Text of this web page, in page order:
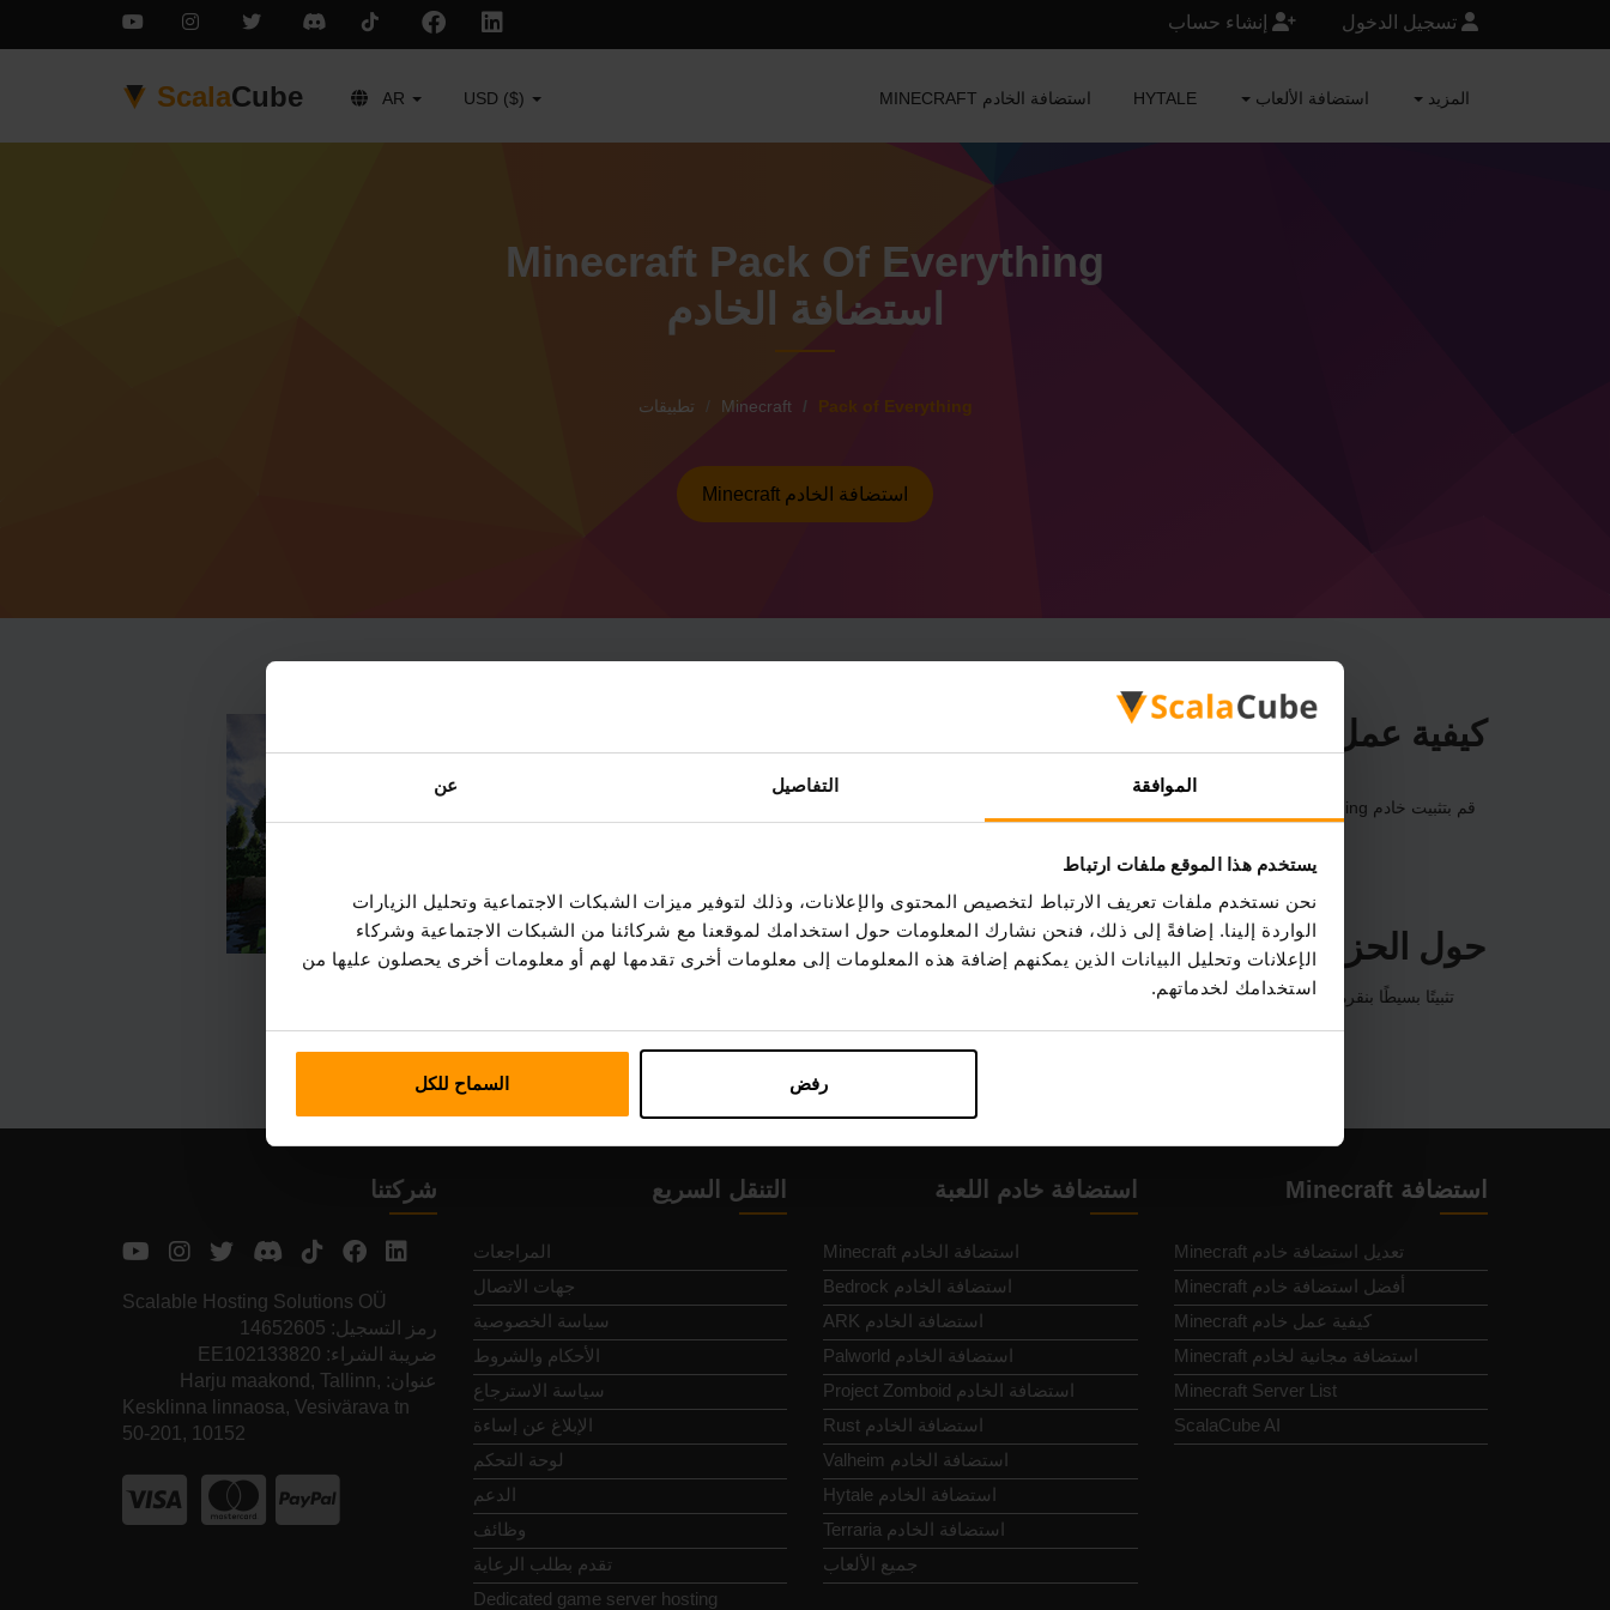
الموافقة التفاصيل عن
يستخدم هذا الموقع ملفات ارتباط
نحن نستخدم ملفات تعريف الارتباط لتخصيص المحتوى والإعلانات، وذلك لتوفير ميزات الشبكات الاجتماعية وتحليل الزيارات
الواردة إلينا. إضافةً إلى ذلك، فنحن نشارك المعلومات حول استخدامك لموقعنا مع شركائنا من الشبكات الاجتماعية وشركاء
الإعلانات وتحليل البيانات الذين يمكنهم إضافة هذه المعلومات إلى معلومات أخرى تقدمها لهم أو معلومات أخرى يحصلون عليها من
استخدامك لخدماتهم.
رفض السماح للكل
تسجيل الدخول إنشاء حساب
ScalaCube AR USD ($) MINECRAFT استضافة الخادم HYTALE استضافة الألعاب المزيد
Minecraft Pack Of Everything
استضافة الخادم
تطبيقات Minecraft Pack of Everything
Minecraft استضافة الخادم
كيفية عمل خادم Minecraft Pack of Everything
من ScalaCube
قم بتثبيت خادم a Pack of Everything من خلال
حول الحزمة
شركتنا
Scalable Hosting Solutions OÜ
رمز التسجيل: 14652605
ضريبة الشراء: EE102133820
عنوان: Harju maakond, Tallinn,
Kesklinna linnaosa, Vesivärava tn
50-201, 10152
التنقل السريع
المراجعات
جهات الاتصال
سياسة الخصوصية
الأحكام والشروط
سياسة الاسترجاع
الإبلاغ عن إساءة
لوحة التحكم
الدعم
وظائف
تقدم بطلب الرعاية
Dedicated game server hosting
استضافة خادم اللعبة
Minecraft استضافة الخادم
Bedrock استضافة الخادم
ARK استضافة الخادم
Palworld استضافة الخادم
Project Zomboid استضافة الخادم
Rust استضافة الخادم
Valheim استضافة الخادم
Hytale استضافة الخادم
Terraria استضافة الخادم
جميع الألعاب
استضافة Minecraft
تعديل استضافة خادم Minecraft
أفضل استضافة خادم Minecraft
كيفية عمل خادم Minecraft
استضافة مجانية لخادم Minecraft
Minecraft Server List
ScalaCube AI